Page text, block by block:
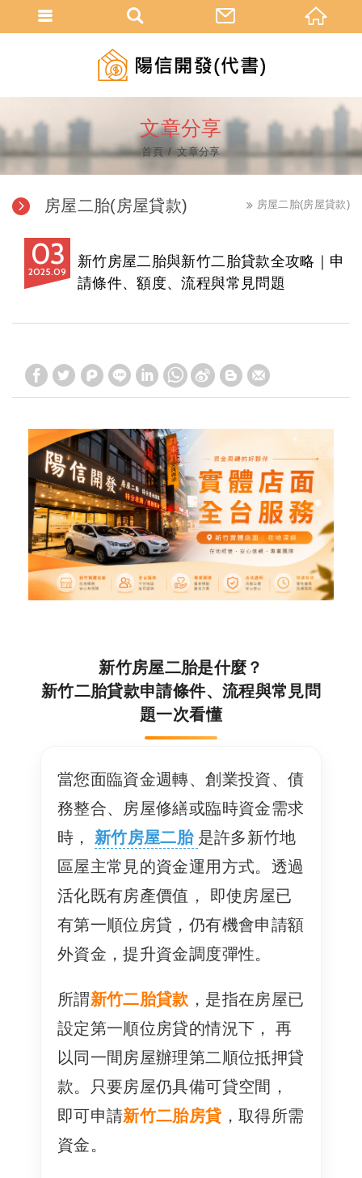
文章分享
首頁 文章分享
房屋二胎(房屋貸款) 房屋二胎(房屋貸款)
03
09
2025
新竹房屋二胎與新竹二胎貸款全攻略｜申
請條件、額度、流程與常見問題
新竹房屋二胎是什麼？
新竹二胎貸款申請條件、流程與常見問
題一次看懂
當您面臨資金週轉、創業投資、債
務整合、房屋修繕或臨時資金需求
時，新竹房屋二胎 是許多新竹地
區屋主常見的資金運用方式。透過
活化既有房產價值， 即使房屋已
有第一順位房貸，仍有機會申請額
外資金，提升資金調度彈性。
所謂新竹二胎貸款 ，是指在房屋已
設定第一順位房貸的情況下， 再
以同一間房屋辦理第二順位抵押貸
款。只要房屋仍具備可貸空間，
即可申請新竹二胎房貸 ，取得所需
資金。